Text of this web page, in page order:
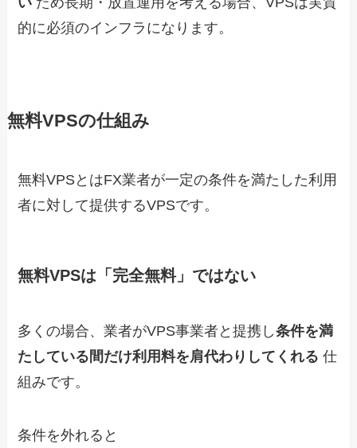
的に必須のインフラになります。
無料VPSの仕組み
無料VPSとはFX業者が一定の条件を満たした利用
者に対して提供するVPSです。
無料VPSは「完全無料」ではない
多くの場合、業者がVPS事業者と提携し条件を満
たしている間だけ利用料を肩代わりしてくれる 仕
組みです。
条件を外れると